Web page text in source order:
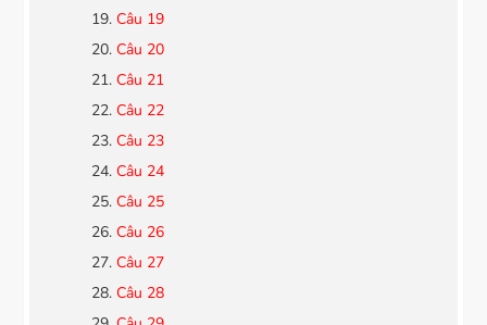
Câu 19
Câu 20
Câu 21
Câu 22
Câu 23
Câu 24
Câu 25
Câu 26
Câu 27
Câu 28